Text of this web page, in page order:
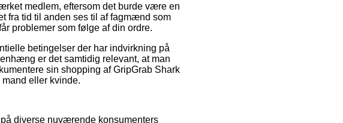
medlem, eftersom det burde være en
fra tid til anden ses til af fagmænd som
problemer som følge af din ordre.
betingelser der har indvirkning på
er det samtidig relevant, at man
sin shopping af GripGrab Shark
eller kvinde.
diverse nuværende konsumenters